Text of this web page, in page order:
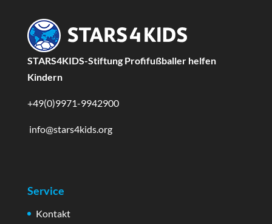
STARS4KIDS-Stiftung Profifußballer helfen
Kindern
+49(0)9971-9942900
info@stars4kids.org
Service
Kontakt